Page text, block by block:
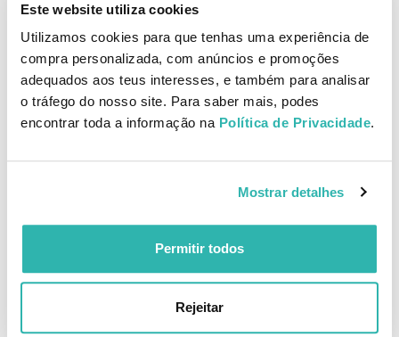
Este website utiliza cookies
Utilizamos cookies para que tenhas uma experiência de
compra personalizada, com anúncios e promoções
adequados aos teus interesses, e também para analisar
o tráfego do nosso site. Para saber mais, podes
encontrar toda a informação na Política de Privacidade.
Mostrar detalhes
Permitir todos
Rejeitar
O sóbrio frasco retangular de Prada Amber incorpora a estética de
Prada com uma elegância clássica e um toque de criatividade na
sua tampa original.
Pirâmide olfativa
Notas de Topo: Lavanda
Notas de Coração: Patchouli
Prada Amber Pour Homme Eau de Toilette 100ml
Para uma fragrância subtil e uniforme, aplique numa área aberta e
criar uma névoa em redor do seu corpo.
Para intensificar a presença da fragrância, aplique nas áreas de
maior temperatura corporal, como nas dobras dos joelhos,
cotovelos e zona interna do pescoço.